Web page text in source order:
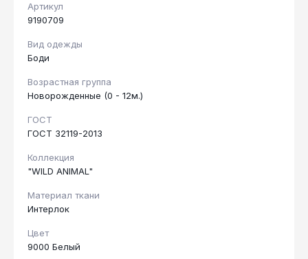
Артикул
9190709
Вид одежды
Боди
Возрастная группа
Новорожденные (0 - 12м.)
ГОСТ
ГОСТ 32119-2013
Коллекция
"WILD ANIMAL"
Материал ткани
Интерлок
Цвет
9000 Белый